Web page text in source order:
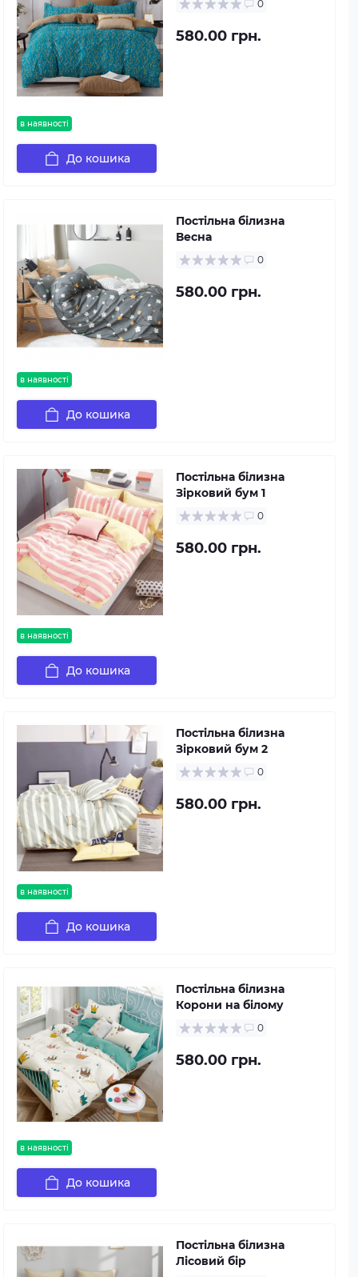
в наявності
0
580.00 грн.
До кошика
в наявності
Постільна білизна
Весна
0
580.00 грн.
До кошика
в наявності
Постільна білизна
Зірковий бум 1
0
580.00 грн.
До кошика
в наявності
Постільна білизна
Зірковий бум 2
0
580.00 грн.
До кошика
в наявності
Постільна білизна
Корони на білому
0
580.00 грн.
До кошика
Постільна білизна
Лісовий бір